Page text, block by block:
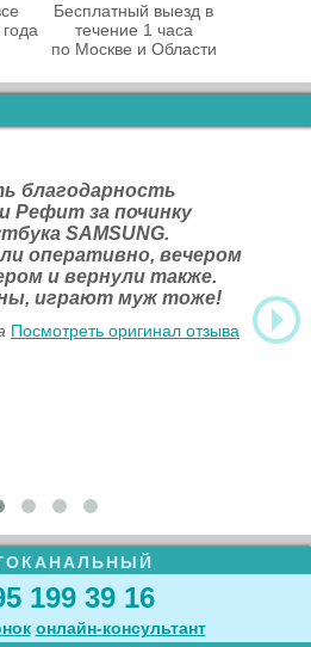
Бесплатный выезд в
течение 1 часа
по Москве и Области
благодарность
Рефит за починку
SAMSUNG.
оперативно, вечером
и вернули также.
играют муж тоже!
Посмотреть оригинал отзыва
199 39 16
онлайн‑консультант